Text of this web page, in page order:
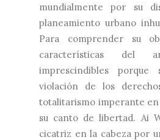
mundialmente por su
planeamiento urbano
Para comprender su
características del
imprescindibles
violación de los
totalitarismo imperante en
su canto de libertad. Ai
cicatriz en la cabeza por